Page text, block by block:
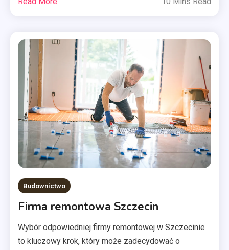
Budownictwo
Firma remontowa Szczecin
Wybór odpowiedniej firmy remontowej w Szczecinie
to kluczowy krok, który może zadecydować o